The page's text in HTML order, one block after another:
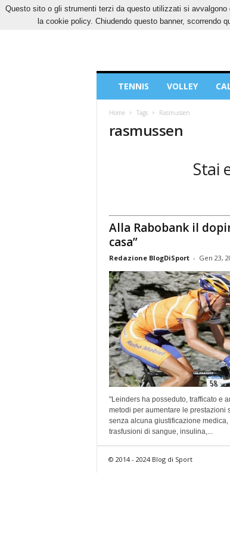
SABATO, 8 AGOSTO 2026
Sport
TENNIS VOLLEY
Home Tags Rasmussen
rasmussen
Stai
Alla Rabobank il
casa”
Redazione BlogDiSport - Gen 23,
"Leinders ha posseduto, trafficato e
metodi per aumentare le prestazioni
senza alcuna giustificazione medica,
trasfusioni di sangue, insulina,...
© 2014 - 2024 Blog di Sport
Questo sito o gli strumenti terzi da questo utilizzati si
la cookie policy. Chiudendo questo banner, scorrendo